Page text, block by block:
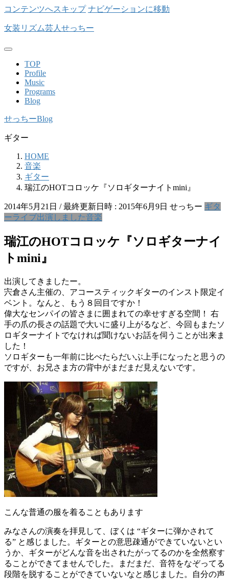
コンテンツへスキップ ナビゲーションに移動
女装リズム芸人せっちー
TOP
Profile
Music
Programs
Blog
せっちーBlog
ギター
HOME
音楽
ギター
瑞江のHOTコロッケ『ソロギターナイトmini』
2014年5月21日 / 最終更新日時 : 2015年6月9日 せっちー ギタ
ーライブ出演しました音楽
瑞江のHOTコロッケ『ソロギターナイ
トmini』
出演してきましたー。
宍倉さん主催の、アコースティックギターのインスト限定イ
ベント。なんと、もう８回目ですか！
偉大なセンパイの皆さまに囲まれての幸せすぎる空間！ 右
手の爪の長さの話題で大いに盛り上がるなど、今回もまたソ
ロギターナイトでなければ聞けないお話を伺うことが出来ま
した！
ソロギターも一年前に比べたらだいぶ上手になったと思うの
ですが、お兄さま方の背中がまだまだ見えないです。
こんな普通の服を着ることもあります
みなさんの演奏を拝見して、ぼくは “ギターに弾かされて
る” と感じました。ギターとの意思疎通ができていないとい
うか、ギターがどんな音を出されたがってるのかを全然察す
ることができてませんでした。まだまだ、音符をなぞってる
段階を脱することができていないなと感じました。自分の声